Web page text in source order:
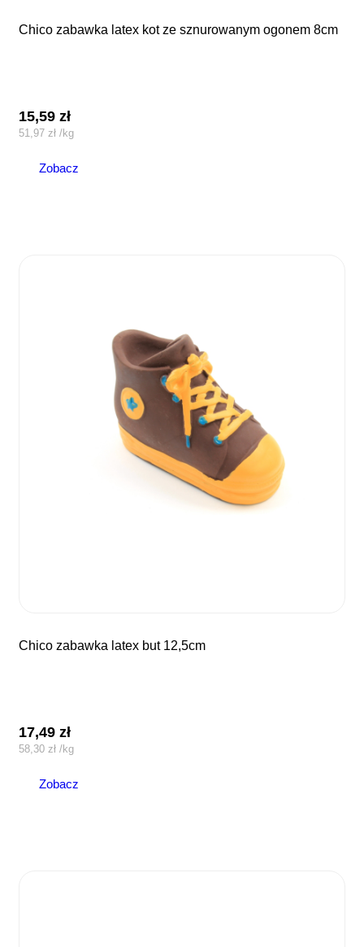
chico zabawka latex kot ze sznurowanym ogonem 8cm
15,59zł
51,97 zł /kg
Zobacz
chico zabawka latex but 12,5cm
17,49zł
58,30zł /kg
Zobacz